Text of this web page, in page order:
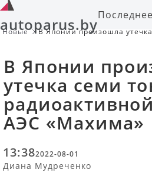
autoparus.byПоследнее
Новые
В Японии произошла
В Японии
утечка семи
АЭС «Махима»
13:382022-08-01
Диана Мудреченко